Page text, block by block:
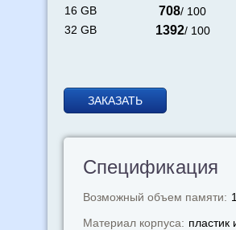
16 GB
708/ 100
32 GB
1392/ 100
ЗАКАЗАТЬ
Спецификация
Возможный объем памяти:
Материал корпуса: пластик